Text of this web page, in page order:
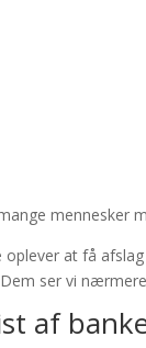
mennesker
oplever at få
ser vi
af